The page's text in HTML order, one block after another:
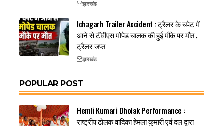
झारखंड
Ichagarh Trailer Accident : ट्रैलर के चपेट में
आने से टीवीएस मोपेड चालक की हुई मौके पर मौत ,
ट्रैलर जप्त
झारखंड
POPULAR POST
Hemli Kumari Dholak Performance :
राष्ट्रीय ढोलक वादिका हेमला कुमारी एवं दल द्वारा